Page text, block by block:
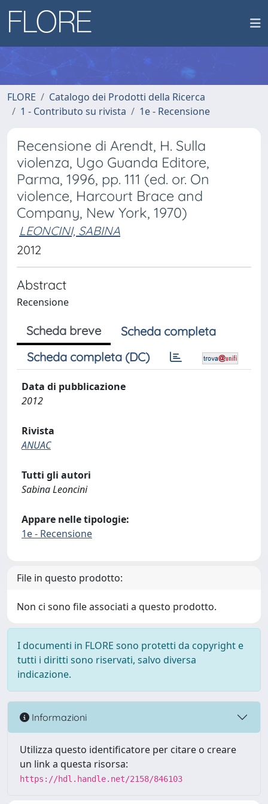
FLORE
Catalogo dei Prodotti della Ricerca
1 - Contributo su rivista
1e - Recensione
Recensione di Arendt, H. Sulla
violenza, Ugo Guanda Editore,
Parma, 1996, pp. 111 (ed. or. On
violence, Harcourt Brace and
Company, New York, 1970)
LEONCINI, SABINA
2012
Abstract
Recensione
Scheda breve
Scheda completa
Scheda completa (DC)
Data di pubblicazione
2012
Rivista
ANUAC
Tutti gli autori
Sabina Leoncini
Appare nelle tipologie:
1e - Recensione
File in questo prodotto:
Non ci sono file associati a questo prodotto.
I documenti in FLORE sono protetti da copyright e
tutti i diritti sono riservati, salvo diversa
indicazione.
Informazioni
Utilizza questo identificatore per citare o creare
un link a questa risorsa:
https://hdl.handle.net/2158/846103